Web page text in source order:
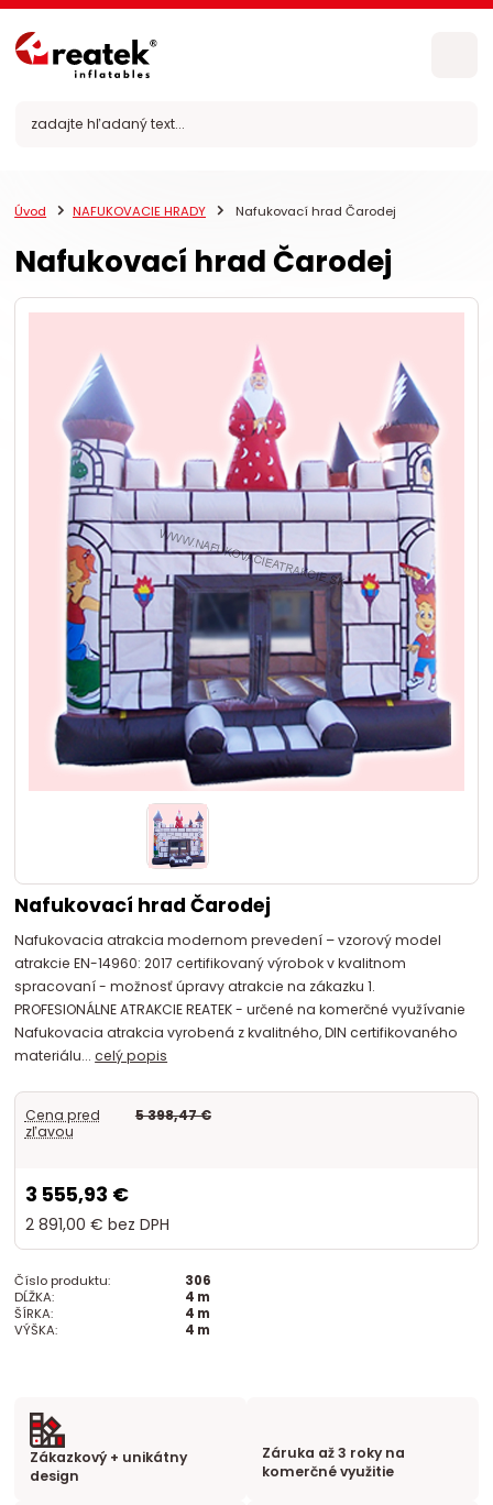
Úvod NAFUKOVACIE HRADY Nafukovací hrad Čarodej
Nafukovací hrad Čarodej
Nafukovací hrad Čarodej
Nafukovacia atrakcia modernom prevedení – vzorový model
atrakcie EN-14960: 2017 certifikovaný výrobok v kvalitnom
spracovaní - možnosť úpravy atrakcie na zákazku 1.
PROFESIONÁLNE ATRAKCIE REATEK - určené na komerčné využívanie
Nafukovacia atrakcia vyrobená z kvalitného, DIN certifikovaného
materiálu...celý popis
Cena pred
zľavou
5 398,47 €
3 555,93 €
2 891,00 € bez DPH
Číslo produktu:
306
DĹŽKA:
4 m
ŠÍRKA:
4 m
VÝŠKA:
4 m
Zákazkový + unikátny
design
Záruka až 3 roky na
komerčné využitie